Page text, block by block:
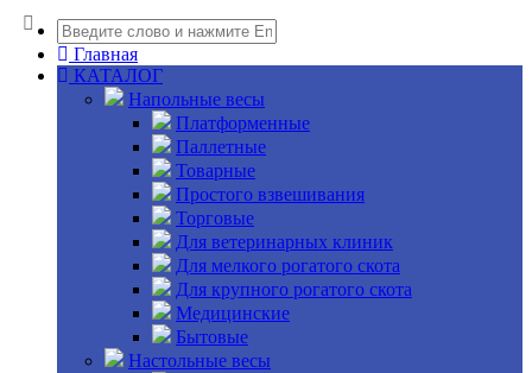
Главная
КАТАЛОГ
Напольные весы
Платформенные
Паллетные
Товарные
Простого взвешивания
Торговые
Для ветеринарных клиник
Для мелкого рогатого скота
Для крупного рогатого скота
Медицинские
Бытовые
Настольные весы